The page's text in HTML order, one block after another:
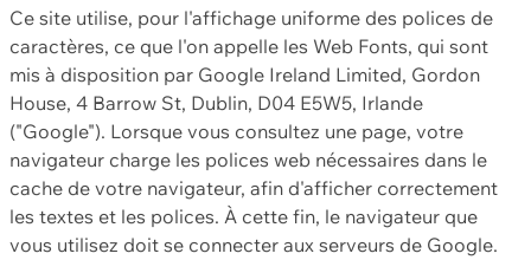
Ce site utilise, pour l'affichage uniforme des polices de
caractères, ce que l'on appelle les Web Fonts, qui sont
mis à disposition par Google Ireland Limited, Gordon
House, 4 Barrow St, Dublin, D04 E5W5, Irlande
("Google"). Lorsque vous consultez une page, votre
navigateur charge les polices web nécessaires dans le
cache de votre navigateur, afin d'afficher correctement
les textes et les polices. À cette fin, le navigateur que
vous utilisez doit se connecter aux serveurs de Google.